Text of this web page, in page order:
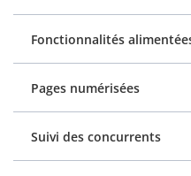
Pages numérisées
Suivi des concurrents